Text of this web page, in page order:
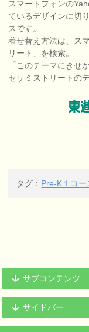
スマートフォンの
ているデザインに切
スです。
着せ替え方法は、ス
リート」を検索。
「このテーマにきせ
セサミストリートの
タグ： Pre‐K１コー
サブコンテンツ
サイドバー